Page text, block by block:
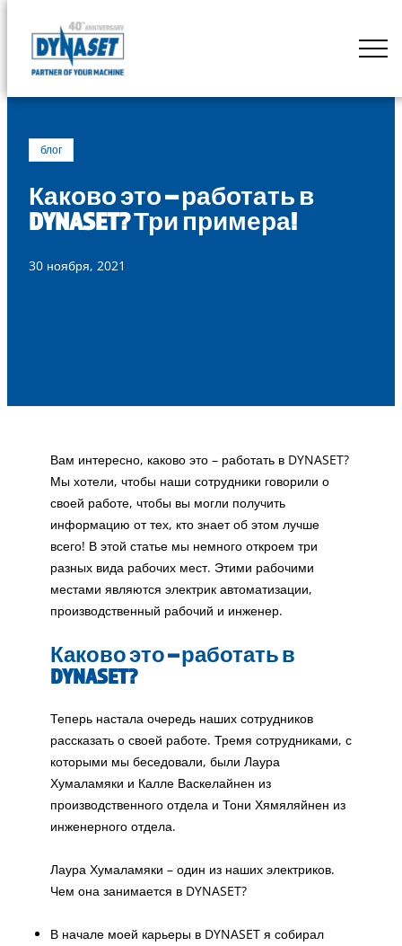
content
DYNASET
блог
Каково это – работать в
DYNASET? Три примера!
30 ноября, 2021
Вам интересно, каково это – работать в DYNASET?
Мы хотели, чтобы наши сотрудники говорили о
своей работе, чтобы вы могли получить
информацию от тех, кто знает об этом лучше
всего! В этой статье мы немного откроем три
разных вида рабочих мест. Этими рабочими
местами являются электрик автоматизации,
производственный рабочий и инженер.
Каково это – работать в
DYNASET?
Теперь настала очередь наших сотрудников
рассказать о своей работе. Тремя сотрудниками, с
которыми мы беседовали, были Лаура
Хумаламяки и Калле Васкелайнен из
производственного отдела и Тони Хямяляйнен из
инженерного отдела.
Лаура Хумаламяки – один из наших электриков.
Чем она занимается в DYNASET?
В начале моей карьеры в DYNASET я собирал